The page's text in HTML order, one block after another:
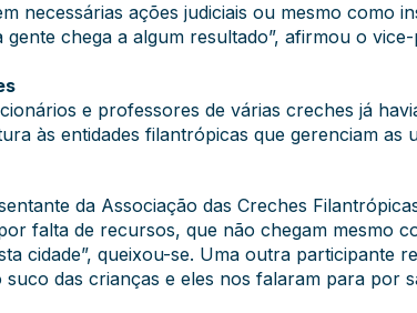
necessárias ações judiciais ou mesmo como
gente chega a algum resultado”, afirmou o
e professores de várias creches já
às entidades filantrópicas que gerenciam as
da Associação das Creches
falta de recursos, que não chegam mesmo
cidade”, queixou-se. Uma outra participante
das crianças e eles nos falaram para por